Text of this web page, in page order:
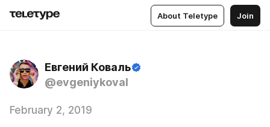
About Teletype Join
Евгений Коваль
@evgeniykoval
February 2, 2019